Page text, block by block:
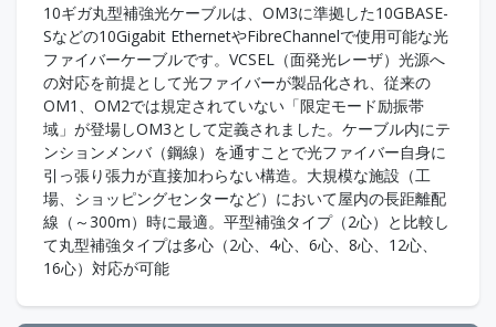
10ギガ丸型補強光ケーブルは、OM3に準拠した10GBASE-
Sなどの10Gigabit EthernetやFibreChannelで使用可能な光
ファイバーケーブルです。VCSEL（面発光レーザ）光源へ
の対応を前提として光ファイバーが製品化され、従来の
OM1、OM2では規定されていない「限定モード励振帯
域」が登場しOM3として定義されました。ケーブル内にテ
ンションメンバ（鋼線）を通すことで光ファイバー自身に
引っ張り張力が直接加わらない構造。大規模な施設（工
場、ショッピングセンターなど）において屋内の長距離配
線（～300m）時に最適。平型補強タイプ（2心）と比較し
て丸型補強タイプは多心（2心、4心、6心、8心、12心、
16心）対応が可能